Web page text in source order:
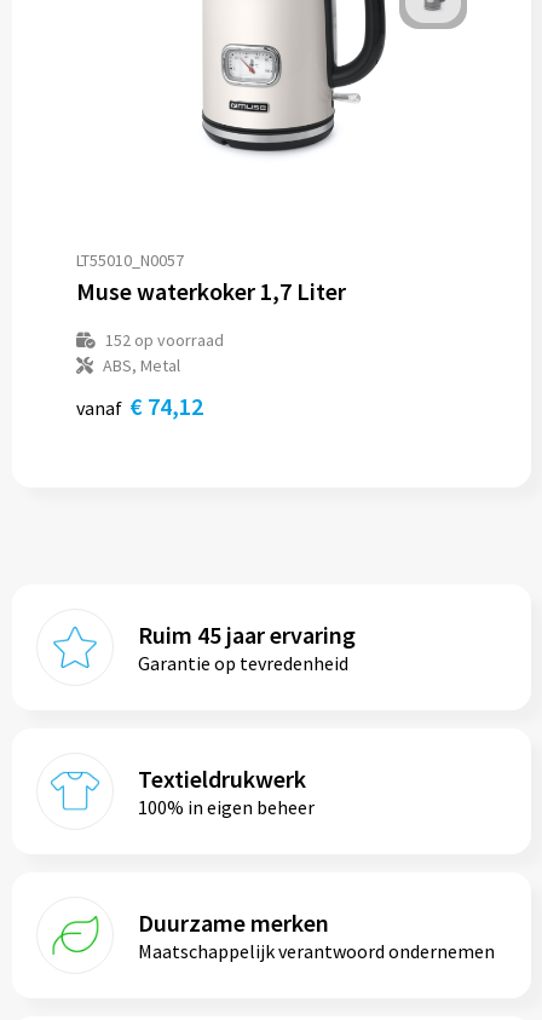
LT55010_N0057
Muse waterkoker 1,7 Liter
152op voorraad
ABS, Metal
vanaf € 74,12
Ruim 45 jaar ervaring
Garantie op tevredenheid
Textieldrukwerk
100% in eigen beheer
Duurzame merken
Maatschappelijk verantwoord ondernemen